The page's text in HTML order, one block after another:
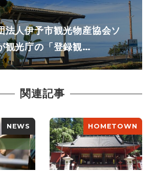
法人伊予市観光物産協会ソ
観光庁の「登録観…
関連記事
NEWS HOMETOWN